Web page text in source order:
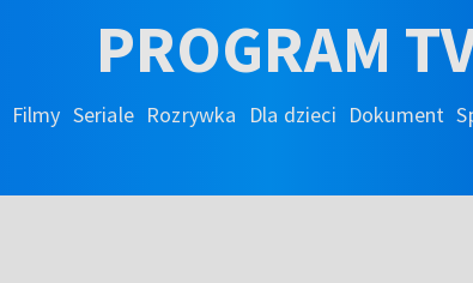
PROGRAM
Filmy Seriale Rozrywka Dla dzieci Dokument